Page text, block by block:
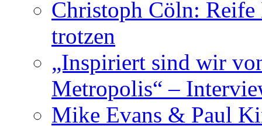
Christoph Cöln:
trotzen
„Inspiriert sind wir
Metropolis“ –
Mike Evans & Paul